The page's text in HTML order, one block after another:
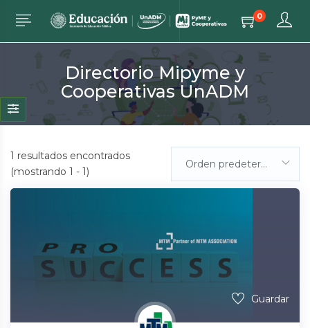
0
Directorio Mipyme y
Cooperativas UnADM
1 resultados encontrados
(mostrando 1 - 1)
Orden predeterminada
Guardar